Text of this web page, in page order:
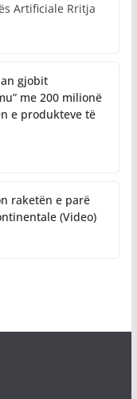
Artificiale Rritja
gjobit
me 200 milionë
e produkteve të
raketën e parë
(Video)